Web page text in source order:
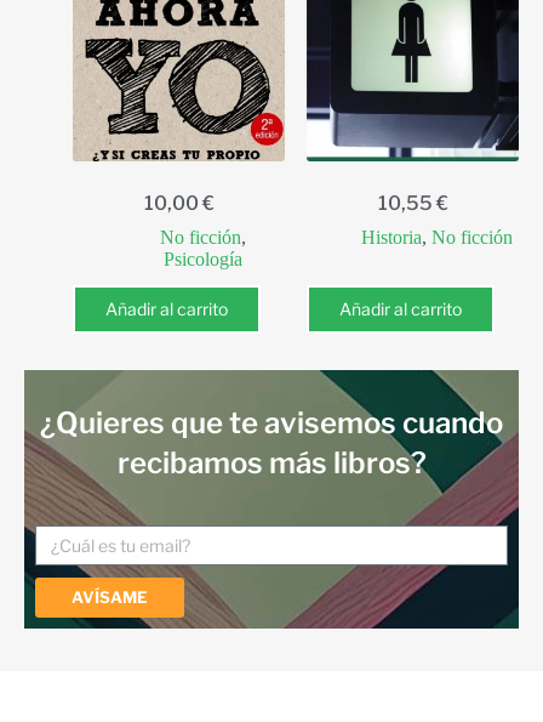
10,00 €
No ficción,
Psicología
Añadir al carrito
10,55 €
Historia, No ficción
Añadir al carrito
¿Quieres que te avisemos cuando
recibamos más libros?
AVÍSAME